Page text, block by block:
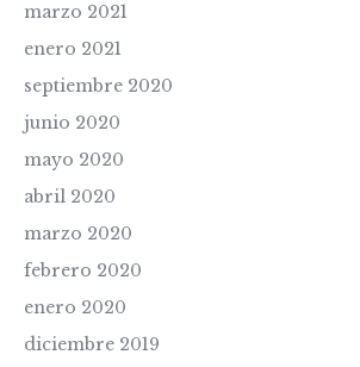
marzo 2021
enero 2021
septiembre 2020
junio 2020
mayo 2020
abril 2020
marzo 2020
febrero 2020
enero 2020
diciembre 2019